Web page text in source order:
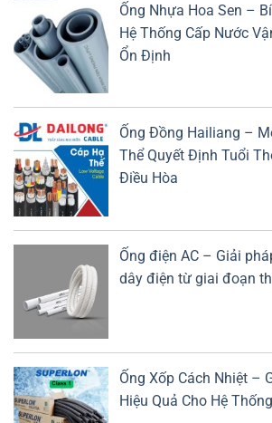
Ống Nhựa Hoa Sen –
Hệ Thống Cấp Nước
Ổn Định
Ống Đồng Hailiang –
Thể Quyết Định Tuổi
Điều Hòa
Ống điện AC – Giải
dây điện từ giai đoạn
Ống Xốp Cách Nhiệt –
Hiệu Quả Cho Hệ